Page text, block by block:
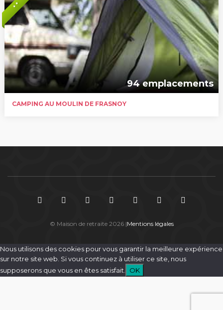
* *
94 emplacements
CAMPING AU MOULIN DE FRASNOY
© Maison de retraite 2026 |Mentions légales
Nous utilisons des cookies pour vous garantir la meilleure expérience
sur notre site web. Si vous continuez à utiliser ce site, nous
supposerons que vous en êtes satisfait.
OK